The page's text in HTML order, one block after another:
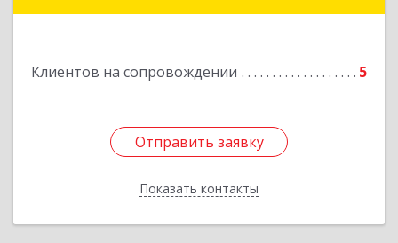
Клиентов на сопровождении 5
Отправить заявку
Показать контакты
Отправить заявку
Назад